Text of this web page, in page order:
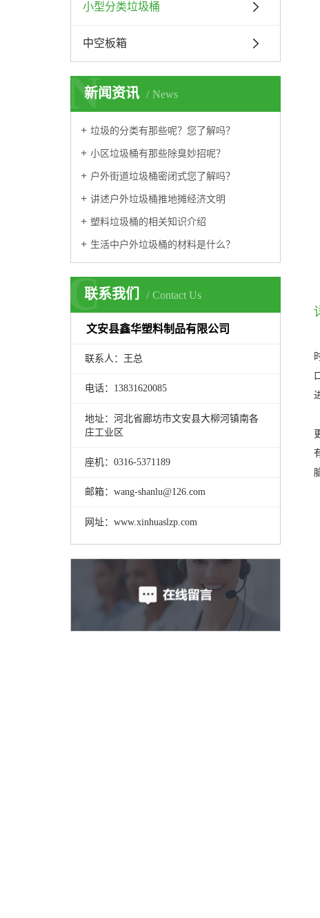
小型分类垃圾桶
中空板箱
新闻资讯 News
N
垃圾的分类有那些呢？您了解吗？
小区垃圾桶有那些除臭妙招呢？
户外街道垃圾桶密闭式您了解吗？
讲述户外垃圾桶推地摊经济文明
塑料垃圾桶的相关知识介绍
生活中户外垃圾桶的材料是什么？
联系我们 Contact Us
C
文安县鑫华塑料制品有限公司
联系人：王总
电话：13831620085
地址：河北省廊坊市文安县大柳河镇南各
庄工业区
座机：0316-5371189
邮箱：wang-shanlu@126.com
网址：www.xinhuaslzp.com